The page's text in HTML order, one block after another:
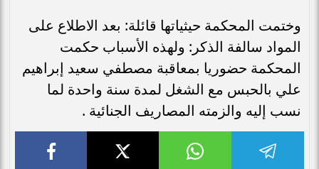
وختمت المحكمة حيثياتها قائلة: بعد الاطلاع على
المواد سالفة الذكر: ولهذه الأسباب حكمت
المحكمة حضوريا بمعاقبة مصطفي سعيد إبراهيم
علي بالحبس مع الشغل لمدة سنة واحدة لما
نسب إليه والزمته المصاريف الجنائية .